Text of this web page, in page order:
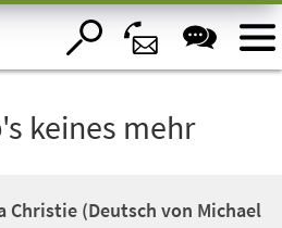
keines mehr
Christie (Deutsch von Michael